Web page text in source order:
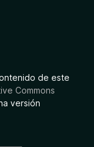
de este
Commons
versión